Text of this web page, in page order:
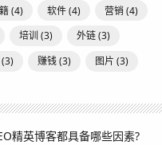
(4) 软件(4) 营销(4)
培训 (3) 外链(3)
赚钱(3) 图片 (3)
精英博客都具备哪些因素?